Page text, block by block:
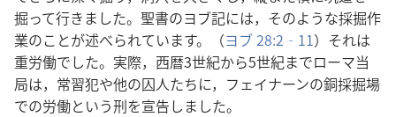
掘っ​て​行き​まし​た。聖書​の​ヨブ​記​に​は，その​よう​な​採掘​作
業​の​こと​が​述べ​られ​て​い​ます。（ヨブ 28:2‐11）それ​は​
重​労働​でし​た。実際，西暦​3​世紀​から​5​世紀​まで​ローマ​当
局​は，常習​犯​や​他​の​囚人​たち​に，フェイナーン​の​銅​採掘​場​
で​の​労働​と​いう​刑​を​宣告​し​まし​た。